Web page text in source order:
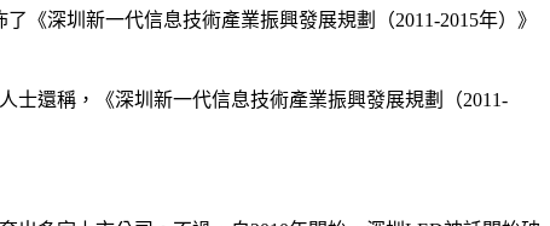
《深圳新一代信息技術產業振興發展規劃（2011-2015年）》
還稱，《深圳新一代信息技術產業振興發展規劃（2011-